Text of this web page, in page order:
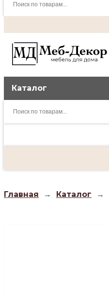
товаров
Каталог
товаров
Главная → Каталог →